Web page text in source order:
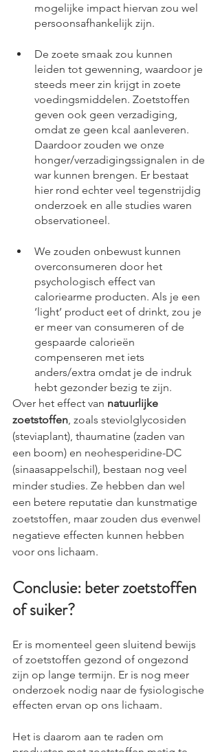
mogelijke impact hiervan zou wel
persoonsafhankelijk zijn.
De zoete smaak zou kunnen
leiden tot gewenning, waardoor je
steeds meer zin krijgt in zoete
voedingsmiddelen. Zoetstoffen
geven ook geen verzadiging,
omdat ze geen kcal aanleveren.
Daardoor zouden we onze
honger/verzadigingssignalen in de
war kunnen brengen. Er bestaat
hier rond echter veel tegenstrijdig
onderzoek en alle studies waren
observationeel.
We zouden onbewust kunnen
overconsumeren door het
psychologisch effect van
caloriearme producten. Als je een
‘light’ product eet of drinkt, zou je
er meer van consumeren of de
gespaarde calorieën
compenseren met iets
anders/extra omdat je de indruk
hebt gezonder bezig te zijn.
Over het effect van natuurlijke
zoetstoffen , zoals steviolglycosiden
(steviaplant), thaumatine (zaden van
een boom) en neohesperidine-DC
(sinaasappelschil), bestaan nog veel
minder studies. Ze hebben dan wel
een betere reputatie dan kunstmatige
zoetstoffen, maar zouden dus evenwel
negatieve effecten kunnen hebben
voor ons lichaam.
Conclusie: beter zoetstoffen
of suiker?
Er is momenteel geen sluitend bewijs
of zoetstoffen gezond of ongezond
zijn op lange termijn. Er is nog meer
onderzoek nodig naar de fysiologische
effecten ervan op ons lichaam.
Het is daarom aan te raden om